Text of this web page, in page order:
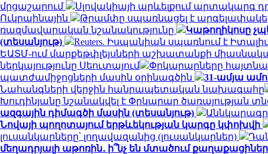
մրցաշարում
Սլովակիայի արևելքում արտակարգ
Ուկրաինային
Թրամփը սպառնացել է արգելափակել
ռազմավարական նշանակությունը
Կաթողիկոսը
(տեսանյութ)
Reuters. Իսպանիան սպառնում է
ԵԱՏՄ-ում մարքեթփլեյսների աշխատանքի
ներկայությունը Սեուտայում
Փրկարարները
պատժամիջոցների մասին օրինագծին
31-ամյա
Նահանգների վերջին հանրապետական ​​նախագահը
Խուդինյանը նշանակվել է Փրկարար ծառայության
ազգային դիմագծի մասին (տեսանյութ)
Նովայի պողոտայում երթևեկության կարգը կփոխվի
լուսանկարները՝ լողավազանից (լուսանկարներ)
մեղադրյալի աթոռին․ ի՞նչ են մտածում